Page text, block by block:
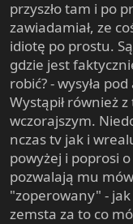
przyszło tam i po
zawiadamiał, ze
idiotę po prostu.
gdzie jest
robić? - wysyła
Wystąpił również
wczorajszym.
nczas tv jak i
powyżej i poprosi
pozwalają mu
"zoperowany" -
zemsta za to co